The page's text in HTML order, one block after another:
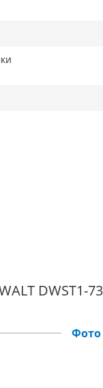
DWST1-
Фото